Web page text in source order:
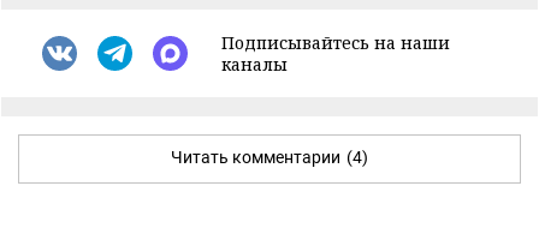
Подписывайтесь на наши
каналы
Читать комментарии (4)